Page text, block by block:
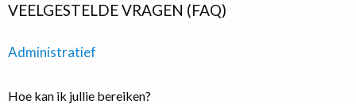
VEELGESTELDE VRAGEN (FAQ)
Administratief
Hoe kan ik jullie bereiken?